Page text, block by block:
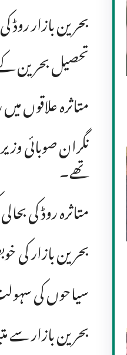
بحرین بازار روڈ
تحصیل بحرین
متاثرہ علاقوں
نگران صوبائی
تھے۔
متاثرہ روڈ کی
بحرین بازار کی
سیاحوں کی
بحرین بازار